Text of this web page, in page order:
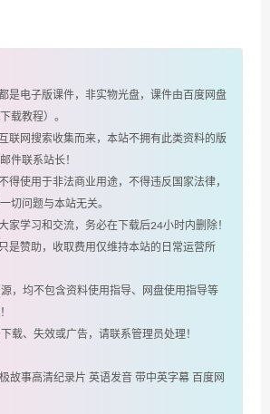
是电子版课件，非实物光盘，课件由百度网盘
载教程）。
联网搜索收集而来，本站不拥有此类资料的版
件联系站长！
得使用于非法商业用途，不得违反国家法律，
切问题与本站无关。
家学习和交流，务必在下载后24小时内删除！
是赞助，收取费用仅维持本站的日常运营所
，均不包含资料使用指导、网盘使用指导等
载、失效或广告，请联系管理员处理！
故事高清纪录片 英语发音 带中英字幕 百度网